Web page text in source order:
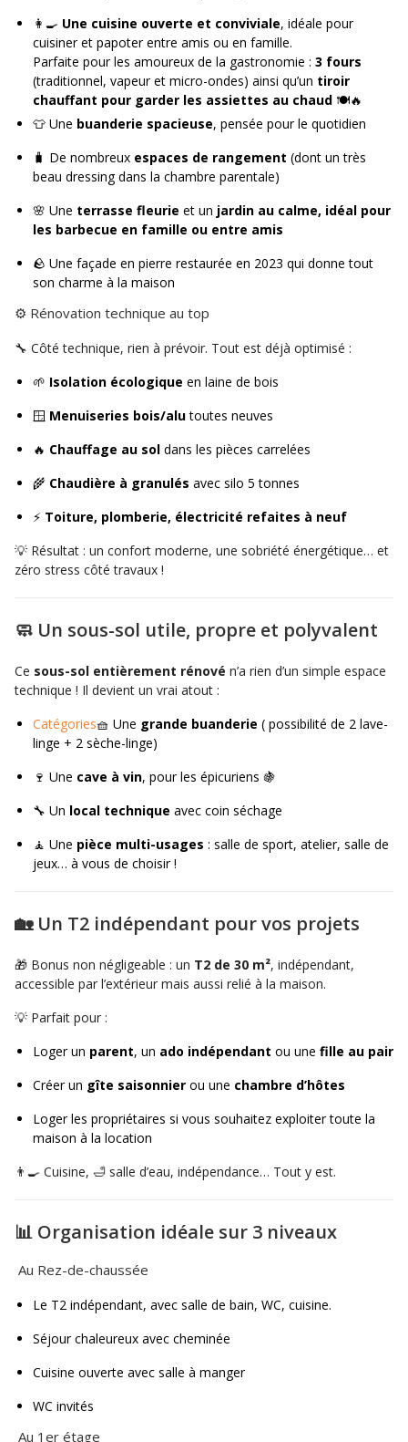
👩‍🍳 Une cuisine ouverte et conviviale, idéale pour
cuisiner et papoter entre amis ou en famille.
Parfaite pour les amoureux de la gastronomie : 3 fours
(traditionnel, vapeur et micro-ondes) ainsi qu’un tiroir
chauffant pour garder les assiettes au chaud 🍽️🔥
👕 Une buanderie spacieuse, pensée pour le quotidien
🧳 De nombreux espaces de rangement (dont un très
beau dressing dans la chambre parentale)
🌸 Une terrasse fleurie et un jardin au calme, idéal pour
les barbecue en famille ou entre amis
🪨 Une façade en pierre restaurée en 2023 qui donne tout
son charme à la maison
⚙️ Rénovation technique au top
🔧 Côté technique, rien à prévoir. Tout est déjà optimisé :
🌱 Isolation écologique en laine de bois
🪟 Menuiseries bois/alutoutes neuves
🔥 Chauffage au sol dans les pièces carrelées
🌾 Chaudière à granulés avec silo 5 tonnes
⚡ Toiture, plomberie, électricité refaites à neuf
💡 Résultat : un confort moderne, une sobriété énergétique… et
zéro stress côté travaux !
🧼 Un sous-sol utile, propre et polyvalent
Ce sous-sol entièrement rénové n’a rien d’un simple espace
technique ! Il devient un vrai atout :
Catégories🧺 Une grande buanderie ( possibilité de 2 lave-
linge + 2 sèche-linge)
🍷 Une cave à vin, pour les épicuriens 🍇
🔧 Un local technique avec coin séchage
🧘 Une pièce multi-usages : salle de sport, atelier, salle de
jeux… à vous de choisir !
🏡 Un T2 indépendant pour vos projets
🎁 Bonus non négligeable : un T2 de 30 m², indépendant,
accessible par l’extérieur mais aussi relié à la maison.
💡 Parfait pour :
Loger un parent, un ado indépendant ou une fille au pair
Créer un gîte saisonnier ou une chambre d’hôtes
Loger les propriétaires si vous souhaitez exploiter toute la
maison à la location
👨‍🍳 Cuisine, 🛁 salle d’eau, indépendance… Tout y est.
📊 Organisation idéale sur 3 niveaux
Au Rez-de-chaussée
Le T2 indépendant, avec salle de bain, WC, cuisine.
Séjour chaleureux avec cheminée
Cuisine ouverte avec salle à manger
WC invités
Au 1er étage